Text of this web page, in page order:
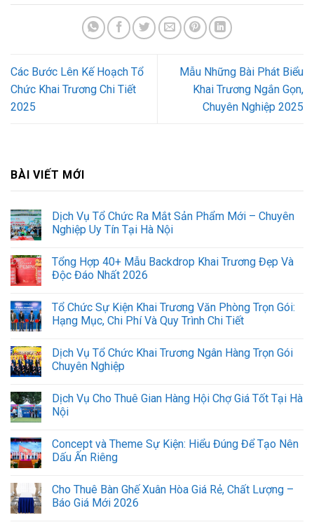
Các Bước Lên Kế Hoạch Tổ
Chức Khai Trương Chi Tiết
2025
Mẫu Những Bài Phát Biểu
Khai Trương Ngắn Gọn,
Chuyên Nghiệp 2025
BÀI VIẾT MỚI
Dịch Vụ Tổ Chức Ra Mắt Sản Phẩm Mới – Chuyên
Nghiệp Uy Tín Tại Hà Nội
Tổng Hợp 40+ Mẫu Backdrop Khai Trương Đẹp Và
Độc Đáo Nhất 2026
Tổ Chức Sự Kiện Khai Trương Văn Phòng Trọn Gói:
Hạng Mục, Chi Phí Và Quy Trình Chi Tiết
Dịch Vụ Tổ Chức Khai Trương Ngân Hàng Trọn Gói
Chuyên Nghiệp
Dịch Vụ Cho Thuê Gian Hàng Hội Chợ Giá Tốt Tại Hà
Nội
Concept và Theme Sự Kiện: Hiểu Đúng Để Tạo Nên
Dấu Ấn Riêng
Cho Thuê Bàn Ghế Xuân Hòa Giá Rẻ, Chất Lượng –
Báo Giá Mới 2026